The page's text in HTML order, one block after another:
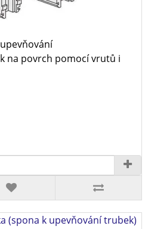
na povrch pomocí vrutů i
(spona k upevňování trubek)